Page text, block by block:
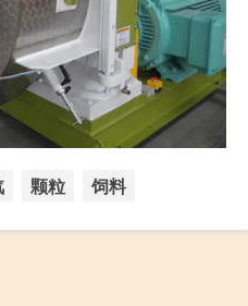
颗粒 饲料